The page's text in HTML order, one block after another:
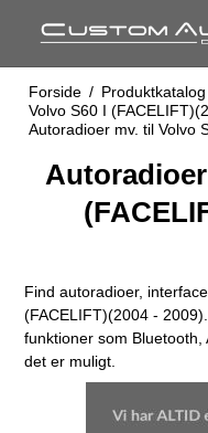
Forside / Produktkatalog
Volvo S60 I
Autoradioer mv. til Volvo
Find autoradioer,
(FACELIFT)(2004 -
funktioner som Bluetooth,
det er muligt.